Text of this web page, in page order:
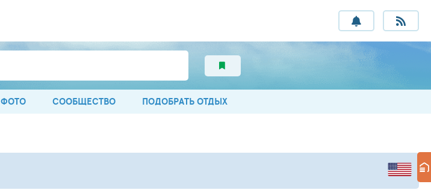
ФОТО СООБЩЕСТВО ПОДОБРАТЬ ОТДЫХ